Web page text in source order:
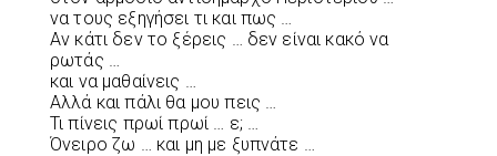
να τους εξηγήσει τι και πως …
Αν κάτι δεν το ξέρεις … δεν είναι κακό να
ρωτάς …
και να μαθαίνεις …
Αλλά και πάλι θα μου πεις …
Τι πίνεις πρωί πρωί … ε; …
Όνειρο ζω … και μη με ξυπνάτε …